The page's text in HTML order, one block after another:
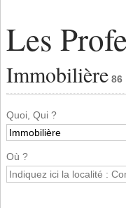
Les
Immobilière 86
Quoi, Qui ?
Où ?